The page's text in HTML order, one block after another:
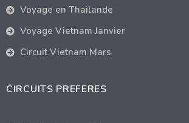
Voyage en Thailande
Voyage Vietnam Janvier
Circuit Vietnam Mars
CIRCUITS PREFERES